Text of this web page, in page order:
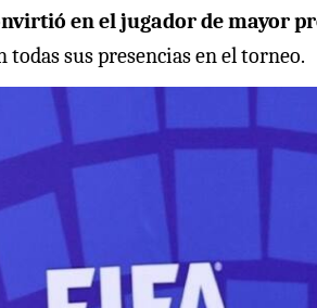
en el jugador de mayor
sus presencias en el torneo.